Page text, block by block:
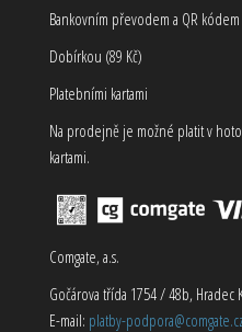
Bankovním převodem a QR
Dobírkou (89 Kč)
Platebními kartami
Na prodejně je možné platit v
kartami.
Comgate, a.s.
Gočárova třída 1754 / 48b, Hradec
E-mail: platby-podpora@comgate.cz